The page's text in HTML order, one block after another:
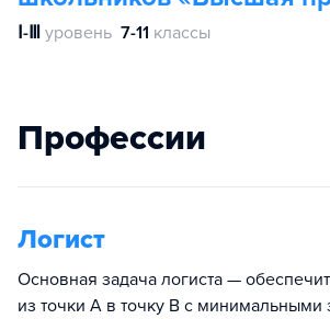
Ⅰ-Ⅲ уровень 7-11 классы
Профессии
Логист
Основная задача логиста —
из точки А в точку В с минимальными